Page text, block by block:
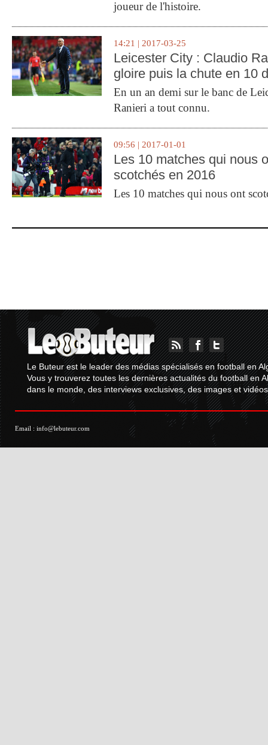
joueur de l'histoire.
14:21 | 2017-03-25
Leicester City : Claudio
gloire puis la chute en 10
En un an demi sur le banc de
Ranieri a tout connu.
09:56 | 2017-01-01
Les 10 matches qui nous
scotchés en 2016
Les 10 matches qui nous ont
Le Buteur est le leader des médias spécialisés en football en
Vous y trouverez toutes les dernières actualités du football en
dans le monde, des interviews exclusives, des images et
Email : info@lebuteur.com